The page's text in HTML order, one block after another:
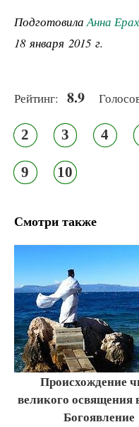
ПодготовилаАнна
18 января 2015 г.
Рейтинг: 8.9
2 3 4
9 10
Смотри также
Происхождение
великого освящения
Богоявление